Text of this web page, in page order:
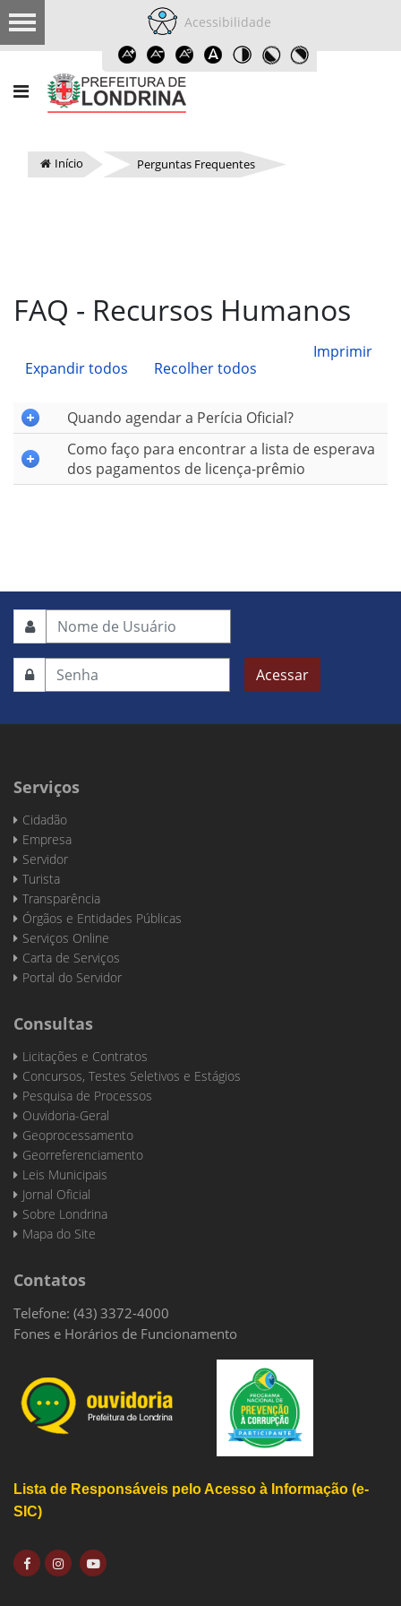
Acessibilidade
Início Perguntas Frequentes
FAQ - Recursos Humanos
Imprimir
Expandir todos
Recolher todos
Quando agendar a Perícia Oficial?
Como faço para encontrar a lista de esperava
dos pagamentos de licença-prêmio
Acessar
Serviços
Cidadão
Empresa
Servidor
Turista
Transparência
Órgãos e Entidades Públicas
Serviços Online
Carta de Serviços
Portal do Servidor
Consultas
Licitações e Contratos
Concursos, Testes Seletivos e Estágios
Pesquisa de Processos
Ouvidoria-Geral
Geoprocessamento
Georreferenciamento
Leis Municipais
Jornal Oficial
Sobre Londrina
Mapa do Site
Contatos
Telefone: (43) 3372-4000
Fones e Horários de Funcionamento
Lista de Responsáveis pelo Acesso à Informação (e-
SIC)